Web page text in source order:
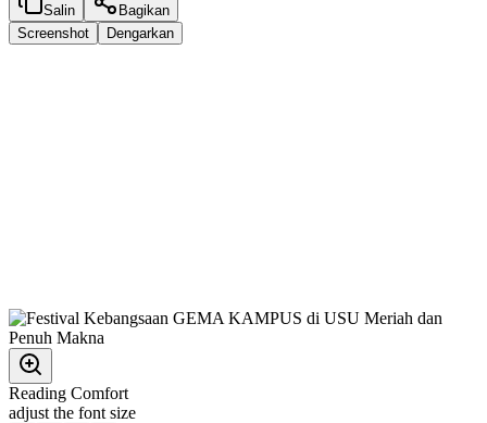
Salin
Bagikan
Screenshot
Dengarkan
Reading Comfort
adjust the font size